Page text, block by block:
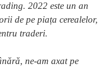
2022 este un an
de pe piața cerealelor,
traderi.
ne-am axat pe